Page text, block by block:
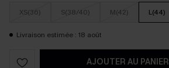
XS(36) S(38/40) M(42) L(44)
Livraison estimée : 18 août
AJOUTER AU PANIER